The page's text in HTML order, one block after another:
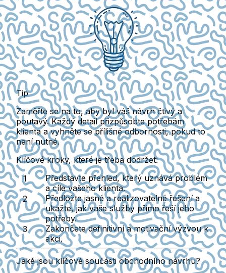
Tip
Zaměřte se na to, aby byl váš návrh čtivý a
poutavý. Každý detail přizpůsobte potřebám
klienta a vyhněte se přílišné odbornosti, pokud to
není nutné.
Klíčové kroky, které je třeba dodržet:
Představte přehled, který uznává problém
a cíle vašeho klienta.
Předložte jasné a realizovatelné řešení a
ukažte, jak vaše služby přímo řeší jeho
potřeby.
Zakončete definitivní a motivační výzvou k
akci.
Jaké jsou klíčové součásti obchodního návrhu?